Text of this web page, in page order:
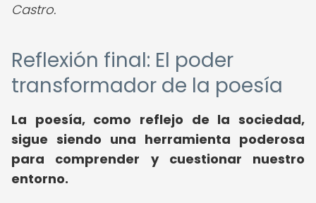
Castro.
Reflexión final: El poder
transformador de la poesía
La poesía, como reflejo de la sociedad,
sigue siendo una herramienta poderosa
para comprender y cuestionar nuestro
entorno.